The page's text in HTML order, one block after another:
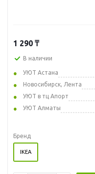
1 290 ₸
В наличии
УЮТ Астана
Новосибирск, Лента
УЮТ в тц Апорт
УЮТ Алматы
Бренд
IKEA